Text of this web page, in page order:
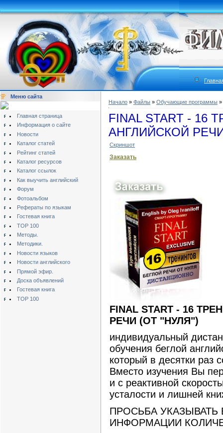
Меню сайта
Главная страница
Информация о сайте
Новости
Каталог статей
Рейтинг статей
Каталог ресурсов
Каталог ссылок
Как выучить английский
Форум
Фотоальбом
Рефераты по языкам
Гостевая книга
TOP 100
Методы.
Методики.
Новости языков
Новости английского
Прямой эфир.
Доска объявлений
Гостевая книга
TOP 100
Начало » Файлы » Обучающие программы »
FINAL START -
АНГЛИЙСКОЙ
Скриншот
Заказать
FINAL START - 16
РЕЧИ (ОТ "НУЛЯ")
индивидуальный
обучения беглой
который в десятки раз
Вместо изучения Вы
и с реактивной
усталости и лишней
ПРОСЬБА
ИНФОРМАЦИИ